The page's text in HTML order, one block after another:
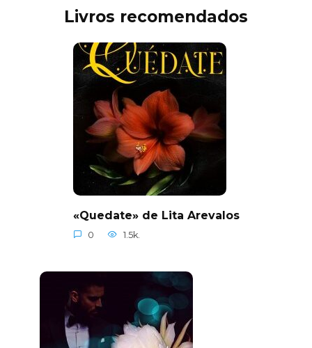
Livros recomendados
«Quedate» de Lita Arevalos
0 1.5k.